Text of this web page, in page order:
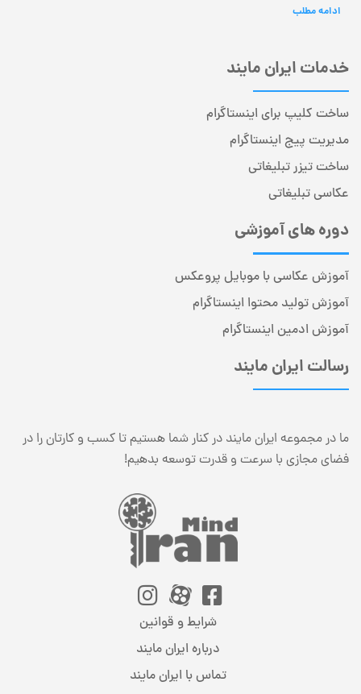
ادامه مطلب
خدمات ایران مایند
ساخت کلیپ برای اینستاگرام
مدیریت پیج اینستاگرام
ساخت تیزر تبلیغاتی
عکاسی تبلیغاتی
دوره های آموزشی
آموزش عکاسی با موبایل پروعکس
آموزش تولید محتوا اینستاگرام
آموزش ادمین اینستاگرام
رسالت ایران مایند
ما در مجموعه ایران مایند در کنار شما هستیم تا کسب و کارتان را در
فضای مجازی با سرعت و قدرت توسعه بدهیم!
شرایط و قوانین
درباره ایران مایند
تماس با ایران مایند